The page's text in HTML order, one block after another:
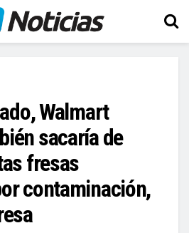
Walmart
sacaría de
fresas
contaminación,